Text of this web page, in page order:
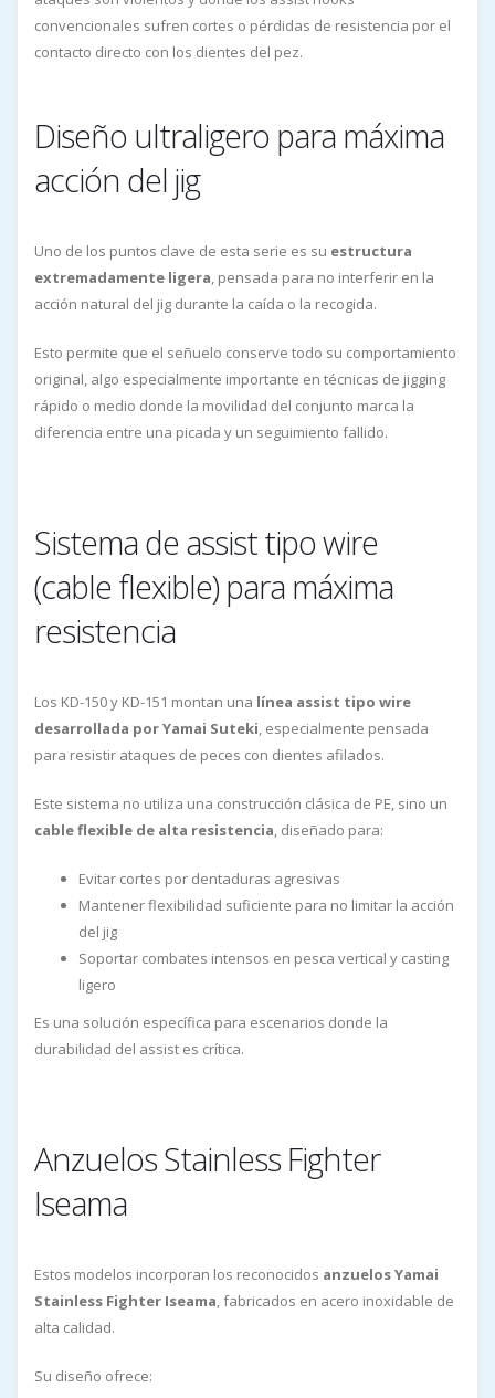
convencionales sufren cortes o pérdidas de resistencia por el
contacto directo con los dientes del pez.
Diseño ultraligero para máxima
acción del jig
Uno de los puntos clave de esta serie es su estructura
extremadamente ligera, pensada para no interferir en la
acción natural del jig durante la caída o la recogida.
Esto permite que el señuelo conserve todo su comportamiento
original, algo especialmente importante en técnicas de jigging
rápido o medio donde la movilidad del conjunto marca la
diferencia entre una picada y un seguimiento fallido.
Sistema de assist tipo wire
(cable flexible) para máxima
resistencia
Los KD-150 y KD-151 montan una línea assist tipo wire
desarrollada por Yamai Suteki, especialmente pensada
para resistir ataques de peces con dientes afilados.
Este sistema no utiliza una construcción clásica de PE, sino un
cable flexible de alta resistencia, diseñado para:
Evitar cortes por dentaduras agresivas
Mantener flexibilidad suficiente para no limitar la acción
del jig
Soportar combates intensos en pesca vertical y casting
ligero
Es una solución específica para escenarios donde la
durabilidad del assist es crítica.
Anzuelos Stainless Fighter
Iseama
Estos modelos incorporan los reconocidos anzuelos Yamai
Stainless Fighter Iseama, fabricados en acero inoxidable de
alta calidad.
Su diseño ofrece: